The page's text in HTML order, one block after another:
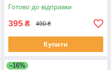
Готово до відправки
395 ₴ 490 ₴
Купити
–16%